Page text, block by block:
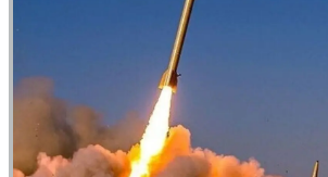
درصد افزایش می دهند